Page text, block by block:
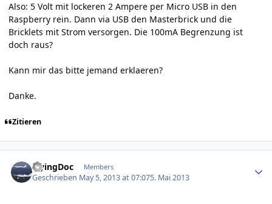
Also: 5 Volt mit lockeren 2 Ampere per Micro USB in den
Raspberry rein. Dann via USB den Masterbrick und die
Bricklets mit Strom versorgen. Die 100mA Begrenzung ist
doch raus?
Kann mir das bitte jemand erklaeren?
Danke.
Zitieren
FlyingDoc Members
Geschrieben May 5, 2013 at 07:075. Mai 2013